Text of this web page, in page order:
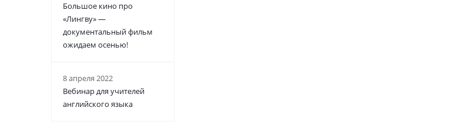
Большое кино про
«Лингву» —
документальный фильм
ожидаем осенью!
8 апреля 2022
Вебинар для учителей
английского языка